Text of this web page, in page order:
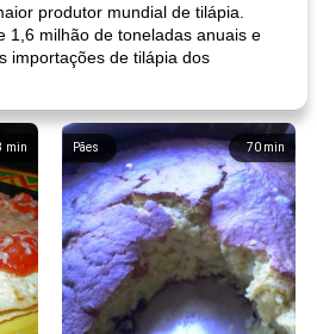
produtor mundial de tilápia.
1,6 milhão de toneladas anuais e
importações de tilápia dos
min 70 min
Pães